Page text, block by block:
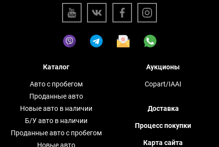
Каталог
Авто с пробегом
Проданные авто
Новые авто в наличии
Б/У авто в наличии
Проданные авто с пробегом
Новые авто
Аукционы
Copart/IAAI
Доставка
Процесс покупки
Карта сайта